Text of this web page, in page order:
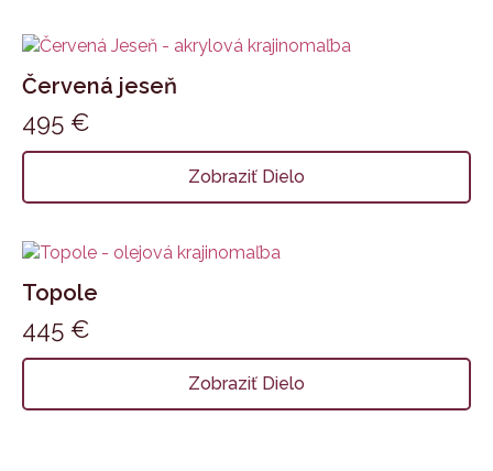
Červená jeseň
495 €
Zobraziť Dielo
Topole
445 €
Zobraziť Dielo